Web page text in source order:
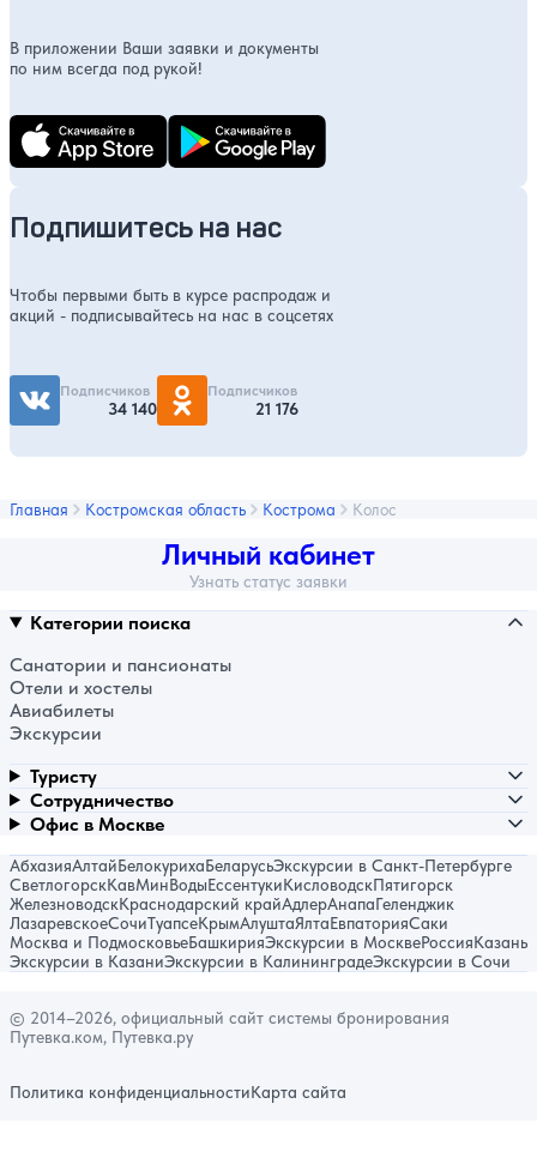
В приложении Ваши заявки и документы
по ним всегда под рукой!
Подпишитесь на нас
Чтобы первыми быть в курсе распродаж и
акций - подписывайтесь на нас в соцсетях
Подписчиков
34 140
Подписчиков
21 176
Главная Костромская область Кострома Колос
Личный кабинет
Узнать статус заявки
Категории поиска
Санатории и пансионаты
Отели и хостелы
Авиабилеты
Экскурсии
Туристу
Сотрудничество
Офис в Москве
АбхазияАлтайБелокурихаБеларусьЭкскурсии в Санкт-Петербурге
СветлогорскКавМинВодыЕссентукиКисловодскПятигорск
ЖелезноводскКраснодарский крайАдлерАнапаГеленджик
ЛазаревскоеСочиТуапсеКрымАлуштаЯлтаЕвпаторияСаки
Москва и ПодмосковьеБашкирияЭкскурсии в МосквеРоссияКазань
Экскурсии в КазаниЭкскурсии в КалининградеЭкскурсии в Сочи
© 2014–2026, официальный сайт системы бронирования
Путевка.ком, Путевка.ру
Политика конфиденциальностиКарта сайта